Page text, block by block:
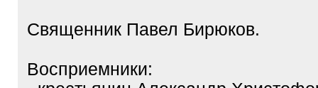
Священник Павел Бирюков.
Восприемники: